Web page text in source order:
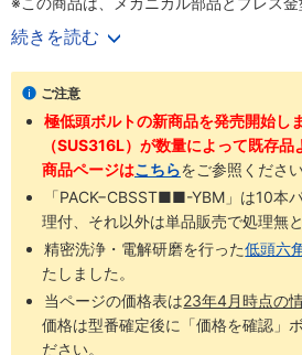
ておりましたが、こちらのページのみで
型式に対するスペック等の変更はしていま
続きを読む
ご注意
極低頭ボルトの新商品を発売開始し
（SUS316L）が数量によって既存品
商品ページはこちらをご参照くださ
「PACK−CBSST■■-YBM」は10本
理付、それ以外は単品販売で処理無と
精密洗浄・電解研磨を行った低頭六
たしました。
当ページの価格表は23年4月時点の
価格は型番確定後に「価格を確認」
ださい。